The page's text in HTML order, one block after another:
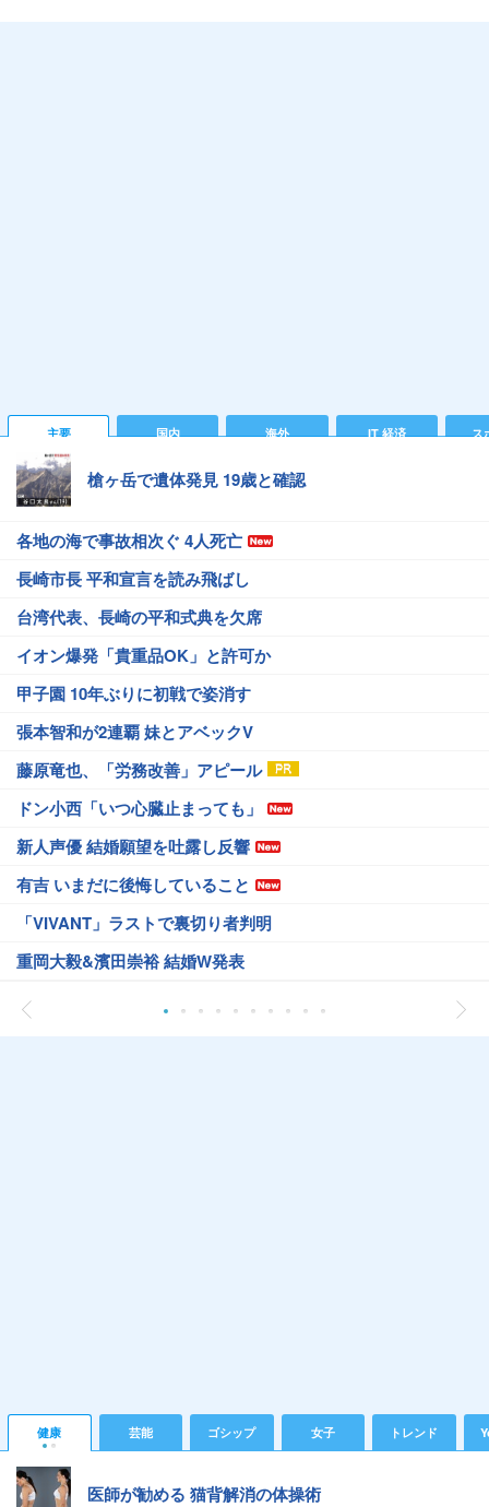
主要 国内 海外 IT 経済 ス
槍ヶ岳で遺体発見 19歳と確認
各地の海で事故相次ぐ 4人死亡
長崎市長 平和宣言を読み飛ばし
台湾代表、長崎の平和式典を欠席
イオン爆発「貴重品OK」と許可か
甲子園 10年ぶりに初戦で姿消す
張本智和が2連覇 妹とアベックV
藤原竜也、「労務改善」アピール
ドン小西「いつ心臓止まっても」
新人声優 結婚願望を吐露し反響
有吉 いまだに後悔していること
「VIVANT」ラストで裏切り者判明
重岡大毅&濱田崇裕 結婚W発表
健康 芸能 ゴシップ 女子 トレンド
医師が勧める 猫背解消の体操術